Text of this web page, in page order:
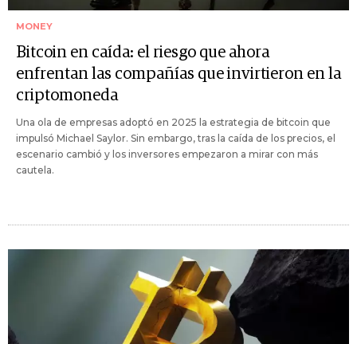
MONEY
Bitcoin en caída: el riesgo que ahora
enfrentan las compañías que invirtieron en la
criptomoneda
Una ola de empresas adoptó en 2025 la estrategia de bitcoin que
impulsó Michael Saylor. Sin embargo, tras la caída de los precios, el
escenario cambió y los inversores empezaron a mirar con más
cautela.